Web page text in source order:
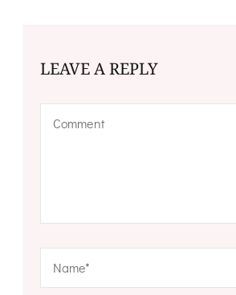
LEAVE A REPLY